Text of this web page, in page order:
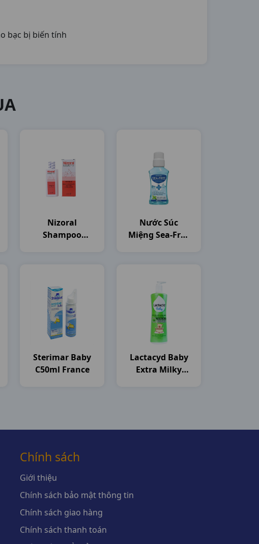
bạc bị biến tính
Nizoral
Shampoo
Nước Súc
Miệng Sea-Free
Sterimar Baby
C50ml France
Lactacyd Baby
Extra Milky
Chính sách
Giới thiệu
Chính sách bảo mật thông tin
Chính sách giao hàng
Chính sách thanh toán